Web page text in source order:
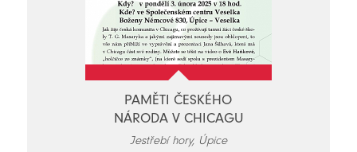
PAMĚTI ČESKÉHO
NÁRODA V CHICAGU
Jestřebí hory, Úpice